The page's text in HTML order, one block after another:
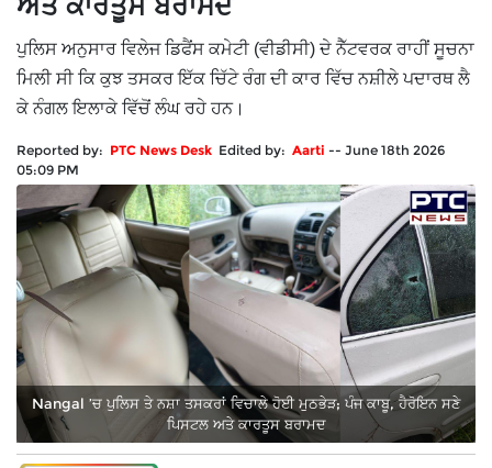
ਪੁਲਿਸ ਅਨੁਸਾਰ ਵਿਲੇਜ ਡਿਫੈਂਸ ਕਮੇਟੀ (ਵੀਡੀਸੀ) ਦੇ ਨੈੱਟਵਰਕ ਰਾਹੀਂ ਸੂਚਨਾ
ਮਿਲੀ ਸੀ ਕਿ ਕੁਝ ਤਸਕਰ ਇੱਕ ਚਿੱਟੇ ਰੰਗ ਦੀ ਕਾਰ ਵਿੱਚ ਨਸ਼ੀਲੇ ਪਦਾਰਥ ਲੈ
ਕੇ ਨੰਗਲ ਇਲਾਕੇ ਵਿੱਚੋਂ ਲੰਘ ਰਹੇ ਹਨ।
Reported by: PTC News Desk Edited by: Aarti -- June 18th 2026
05:09 PM
Nangal ’ਚ ਪੁਲਿਸ ਤੇ ਨਸ਼ਾ ਤਸਕਰਾਂ ਵਿਚਾਲੇ ਹੋਈ ਮੁਠਭੇੜ; ਪੰਜ ਕਾਬੂ, ਹੈਰੋਇਨ ਸਣੇ
ਪਿਸਟਲ ਅਤੇ ਕਾਰਤੂਸ ਬਰਾਮਦ